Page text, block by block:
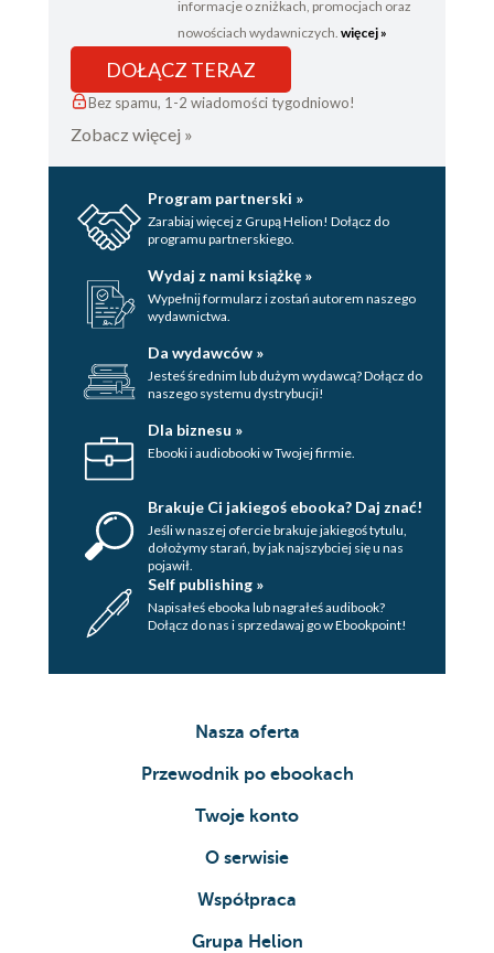
informacje o zniżkach, promocjach oraz
nowościach wydawniczych. więcej »
DOŁĄCZ TERAZ
Bez spamu, 1-2 wiadomości tygodniowo!
Zobacz więcej »
Program partnerski »
Zarabiaj więcej z Grupą Helion! Dołącz do
programu partnerskiego.
Wydaj z nami książkę »
Wypełnij formularz i zostań autorem naszego
wydawnictwa.
Da wydawców »
Jesteś średnim lub dużym wydawcą? Dołącz do
naszego systemu dystrybucji!
Dla biznesu »
Ebooki i audiobooki w Twojej firmie.
Brakuje Ci jakiegoś ebooka? Daj znać!
Jeśli w naszej ofercie brakuje jakiegoś tytulu,
dołożymy starań, by jak najszybciej się u nas
pojawił.
Self publishing »
Napisałeś ebooka lub nagrałeś audibook?
Dołącz do nas i sprzedawaj go w Ebookpoint!
Nasza oferta
Przewodnik po ebookach
Twoje konto
O serwisie
Współpraca
Grupa Helion